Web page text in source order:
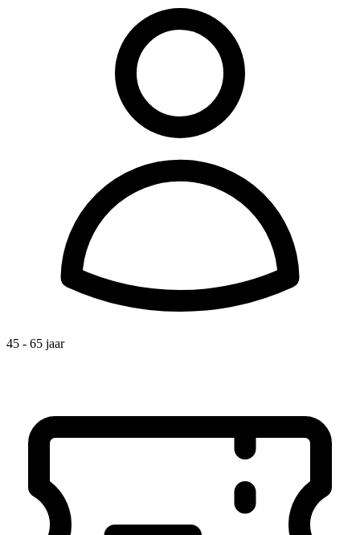
45 - 65 jaar